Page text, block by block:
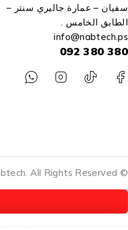
سفيان – عمارة جاليري سنتر –
الطابق الخامس .
info@nabtech.ps
380 380 092
© Nabtech. All Rights Reserved.